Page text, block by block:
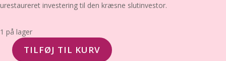
urestaureret investering til den kræsne slutinvestor.
1 på lager
Minnie
TILFØJ TIL KURV